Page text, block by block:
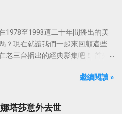
1978至1998這二十年間播出的美
？現在就讓我們一起來回顧這些
老三台播出的經典影集吧！ 首先
The Love Boat），這部影集最早
月24日至1986年5月24日於美國
，共播出了249集。 令人懷念的愛
繼續閱讀 »
塔莎意外去世